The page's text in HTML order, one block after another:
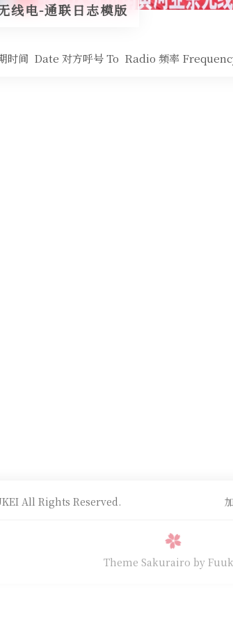
线电-通联日志模版
时间 Date 对方呼号 To Radio 频率
All Rights Reserved.
Theme Sakurairo by